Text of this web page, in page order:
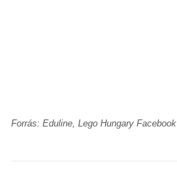
Forrás: Eduline, Lego Hungary Facebook